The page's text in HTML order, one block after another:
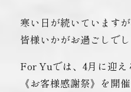
寒い日が続いていますが
皆様いかがお過ごしで
For Yuでは、4月に迎え
《お客様感謝祭》を開